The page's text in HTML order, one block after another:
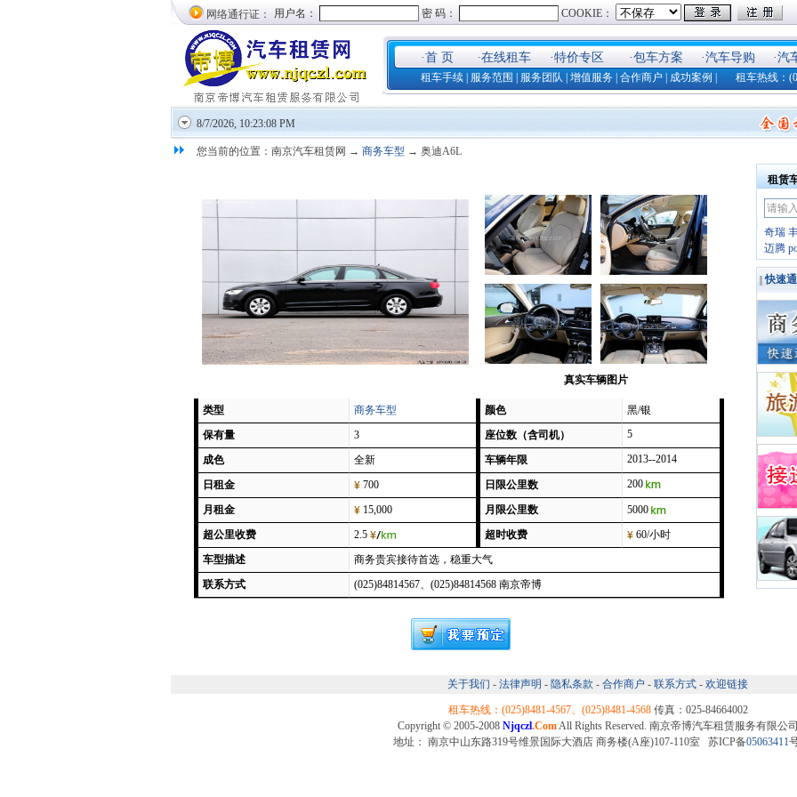
网络通行证：
·首 页 ·在线租车 ·特价专区 ·包车方案 ·汽车导购 ·汽
租车手续| 服务范围 服务团队 增值服务| 合作商户 成功案例 | 租车热线：
8/7/2026, 10:23:08 PM
您当前的位置：南京汽车租赁网 → 商务车型 → 奥迪A6L
真实车辆图片
类型 商务车型 颜色
黑/银
保有量
3 座位数（含司机） 5
成色 全新 车辆年限 2013--2014
日租金 700 日限公里数 200
月租金 15,000 月限公里数
5000
超公里收费
2.5 超时收费
60/小时
车型描述
商务贵宾接待首选，稳重大气
联系方式
(025)84814567、(025)84814568 南京帝博
租赁
奇瑞
迈腾
快速
关于我们 - 法律声明 - 隐私条款 - 合作商户 - 联系方式 - 欢迎链接
租车热线：(025)8481-4567、(025)8481-4568传真：025-84664002
Copyright © 2005-2008 Njqczl.ComAll Rights Reserved. 南京帝博汽车租赁服务有限公
地址： 南京中山东路319号维景国际大酒店 商务楼(A座)107-110室 苏ICP备05063411